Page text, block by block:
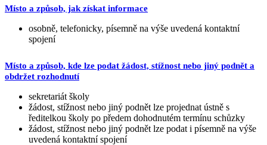
Místo a způsob, jak získat informace
osobně, telefonicky, písemně na výše uvedená kontaktní
spojení
Místo a způsob, kde lze podat žádost, stížnost nebo jiný podnět a
obdržet rozhodnutí
sekretariát školy
žádost, stížnost nebo jiný podnět lze projednat ústně s
ředitelkou školy po předem dohodnutém termínu schůzky
žádost, stížnost nebo jiný podnět lze podat i písemně na výše
uvedená kontaktní spojení